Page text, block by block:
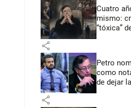
Cuatro
mismo:
“tóxica”
share
Petro
como
de dejar
share